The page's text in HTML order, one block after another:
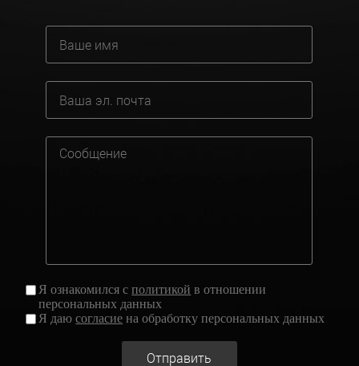
Я ознакомился сполитикой в отношении
персональных данных
Я даюсогласие на обработку персональных данных
Отправить